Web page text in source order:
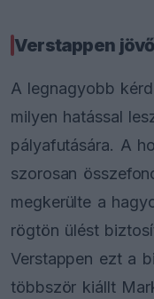
Verstappen
A legnagyobb
milyen hatással
pályafutására. A
szorosan
megkerülte a
rögtön ülést
Verstappen ezt a
többször kiállt